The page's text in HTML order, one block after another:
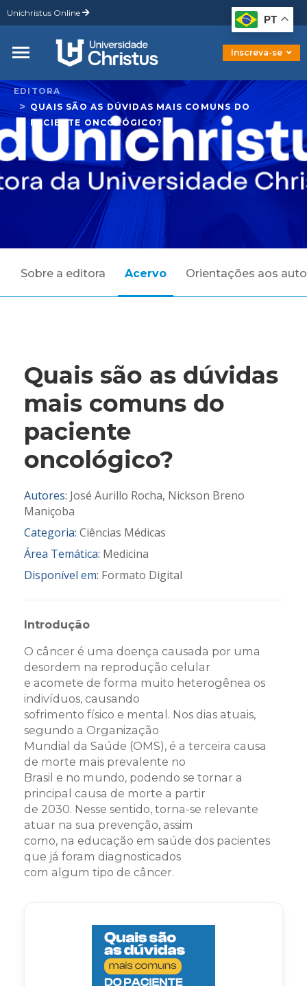
Unichristus Online
Inscreva-se
Graduação
Pós-Graduação
Mestrado
Doutorado
EDITORA
QUAIS SÃO AS DÚVIDAS MAIS COMUNS DO
PACIENTE ONCOLÓGICO?
Sobre a editora Acervo Orientações aos
Quais são as dúvidas
mais comuns do
paciente
oncológico?
Autores: José Aurillo Rocha, Nickson Breno
Maniçoba
Categoria: Ciências Médicas
Área Temática: Medicina
Disponível em: Formato Digital
Introdução
O câncer é uma doença causada por uma
desordem na reprodução celular
e acomete de forma muito heterogênea os
indivíduos, causando
sofrimento físico e mental. Nos dias atuais,
segundo a Organização
Mundial da Saúde (OMS), é a terceira causa
de morte mais prevalente no
Brasil e no mundo, podendo se tornar a
principal causa de morte a partir
de 2030. Nesse sentido, torna-se relevante
atuar na sua prevenção, assim
como, na educação em saúde dos pacientes
que já foram diagnosticados
com algum tipo de câncer.
PT